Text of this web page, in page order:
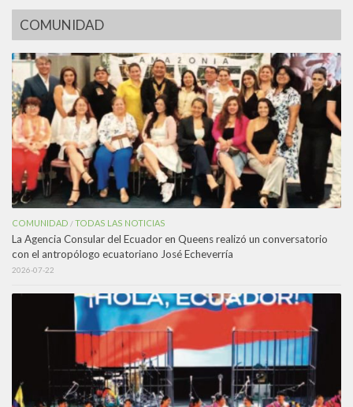
COMUNIDAD
COMUNIDAD /TODAS LAS NOTICIAS
La Agencia Consular del Ecuador en Queens realizó un conversatorio
con el antropólogo ecuatoriano José Echeverría
2026-07-22